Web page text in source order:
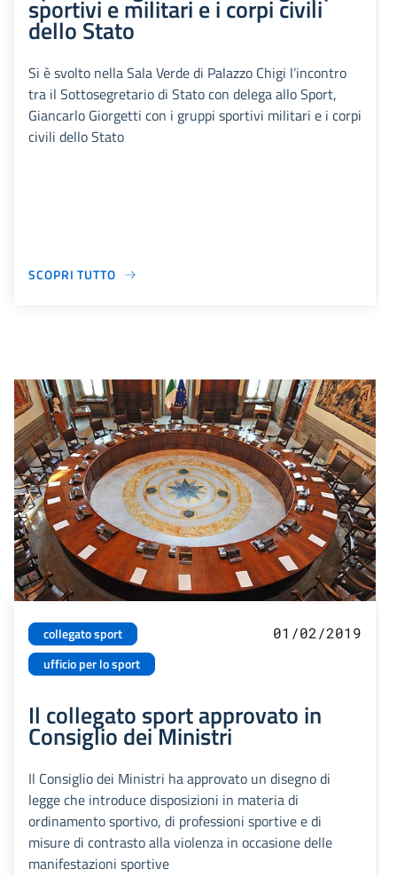
sportivi e militari e i corpi civili
dello Stato
Si è svolto nella Sala Verde di Palazzo Chigi l’incontro
tra il Sottosegretario di Stato con delega allo Sport,
Giancarlo Giorgetti con i gruppi sportivi militari e i corpi
civili dello Stato
SCOPRI TUTTO
collegato sport
ufficio per lo sport
01/02/2019
Il collegato sport approvato in
Consiglio dei Ministri
Il Consiglio dei Ministri ha approvato un disegno di
legge che introduce disposizioni in materia di
ordinamento sportivo, di professioni sportive e di
misure di contrasto alla violenza in occasione delle
manifestazioni sportive